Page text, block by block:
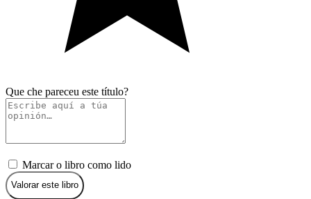
Que che pareceu este título?
Marcar o libro como lido
Valorar este libro